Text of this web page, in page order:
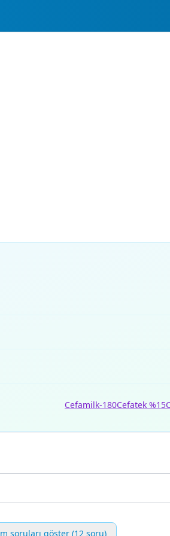
Cefamilk-180Cefatek %15
soruları göster (12 soru)